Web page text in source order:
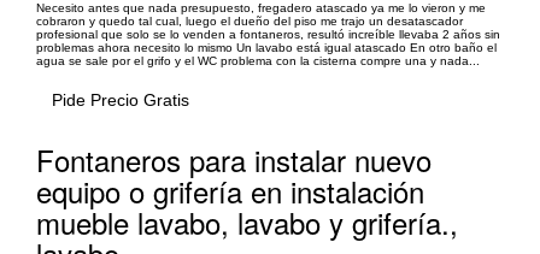
Necesito antes que nada presupuesto, fregadero atascado ya me lo vieron y me
cobraron y quedo tal cual, luego el dueño del piso me trajo un desatascador
profesional que solo se lo venden a fontaneros, resultó increíble llevaba 2 años sin
problemas ahora necesito lo mismo Un lavabo está igual atascado En otro baño el
agua se sale por el grifo y el WC problema con la cisterna compre una y nada...
Pide Precio Gratis
Fontaneros para instalar nuevo
equipo o grifería en instalación
mueble lavabo, lavabo y grifería.,